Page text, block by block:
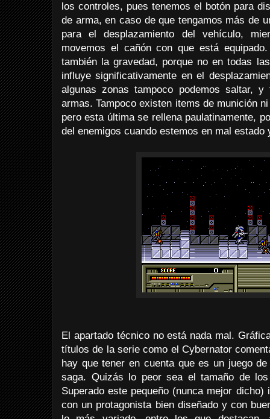
los controles, pues tenemos el botón para
de arma, en caso de que tengamos más de
para el desplazamiento del vehículo,
movemos el cañón con que está
también la gravedad, porque no en todas
influye significativamente en el
algunas zonas tampoco podemos saltar,
armas. Tampoco existen items de munición
pero esta última se rellena paulatinamente,
del enemigos cuando estemos en mal estado
El apartado técnico no está nada mal.
títulos de la serie como el Cybernator
hay que tener en cuenta que es un juego
saga. Quizás lo peor sea el tamaño de
Superado este pequeño (nunca mejor dicho)
con un protagonista bien diseñado y con